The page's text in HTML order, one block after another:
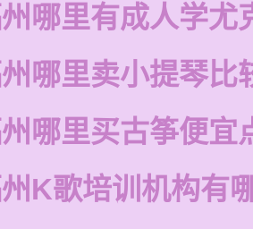
哪里有成人学尤
哪里卖小提琴比
哪里买古筝便宜
K歌培训机构有